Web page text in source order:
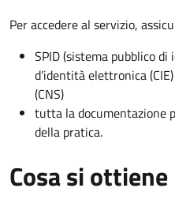
Per accedere al servizio,
SPID (sistema pubblico
d’identità elettronica
(CNS)
tutta la documentazione
della pratica.
Cosa si ottiene